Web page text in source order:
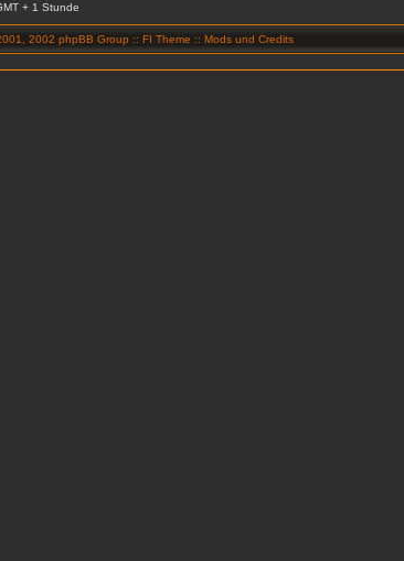
+ 1 Stunde
2002 phpBB Group :: FI Theme :: Mods und Credits